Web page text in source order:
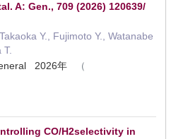
A: Gen., 709 (2026) 120639/
Y., Fujimoto Y., Watanabe
T.
2026年
（
CO/H2selectivity in